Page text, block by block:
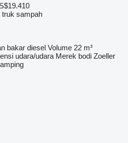
truk sampah
bakar diesel Volume 22 m³
udara/udara Merek bodi Zoeller